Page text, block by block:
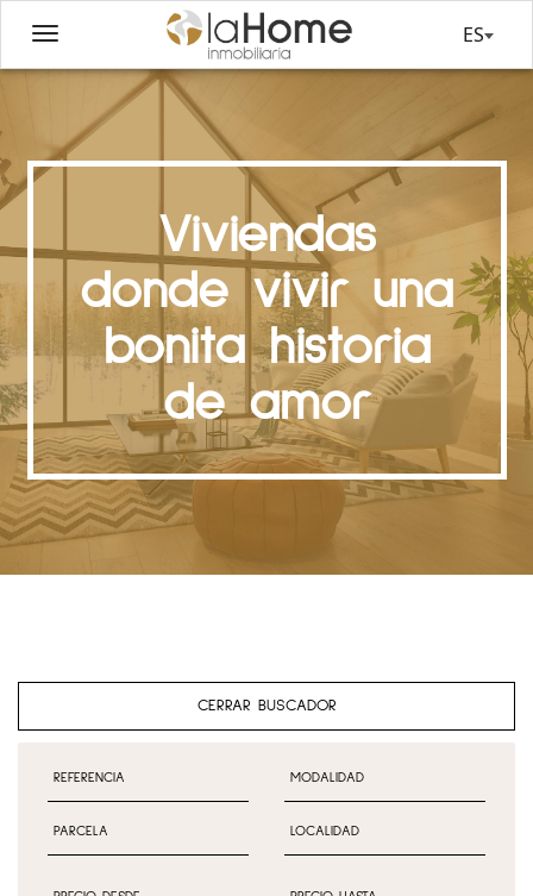
ES
Viviendas
donde vivir una
bonita historia
de amor
CERRAR BUSCADOR